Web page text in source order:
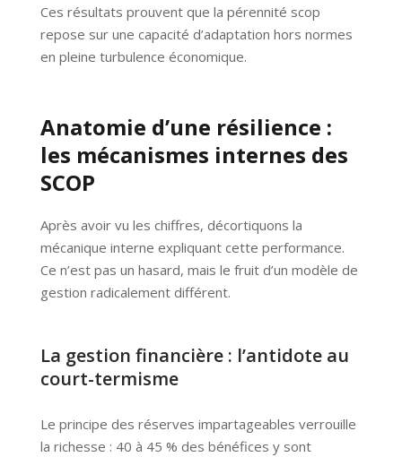
Ces résultats prouvent que la pérennité scop
repose sur une capacité d’adaptation hors normes
en pleine turbulence économique.
Anatomie d’une résilience :
les mécanismes internes des
SCOP
Après avoir vu les chiffres, décortiquons la
mécanique interne expliquant cette performance.
Ce n’est pas un hasard, mais le fruit d’un modèle de
gestion radicalement différent.
La gestion financière : l’antidote au
court-termisme
Le principe des réserves impartageables verrouille
la richesse : 40 à 45 % des bénéfices y sont